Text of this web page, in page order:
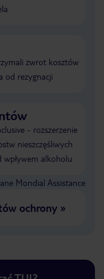
zwrot kosztów
od rezygnacji
- rozszerzenie
nieszczęśliwych
wpływem alkoholu
Mondial Assistance
ochrony»